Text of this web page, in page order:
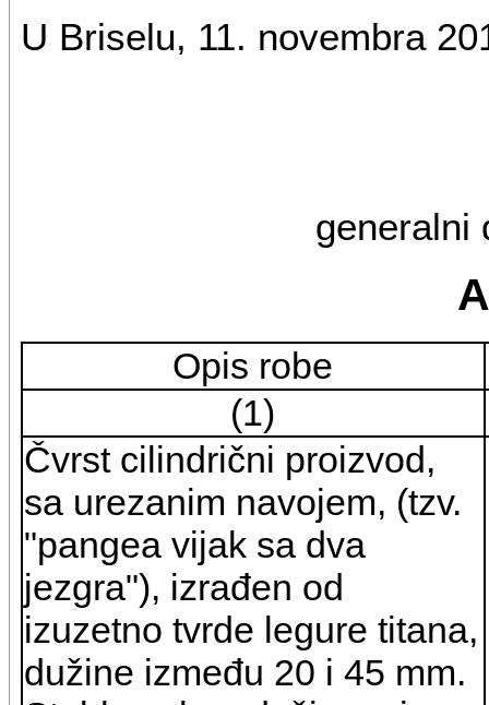
U Briselu, 11. novembra
generalni
Opis robe
(1)
Čvrst cilindrični proizvod,
sa urezanim navojem, (tzv.
"pangea vijak sa dva
jezgra"), izrađen od
izuzetno tvrde legure titana,
dužine između 20 i 45 mm.